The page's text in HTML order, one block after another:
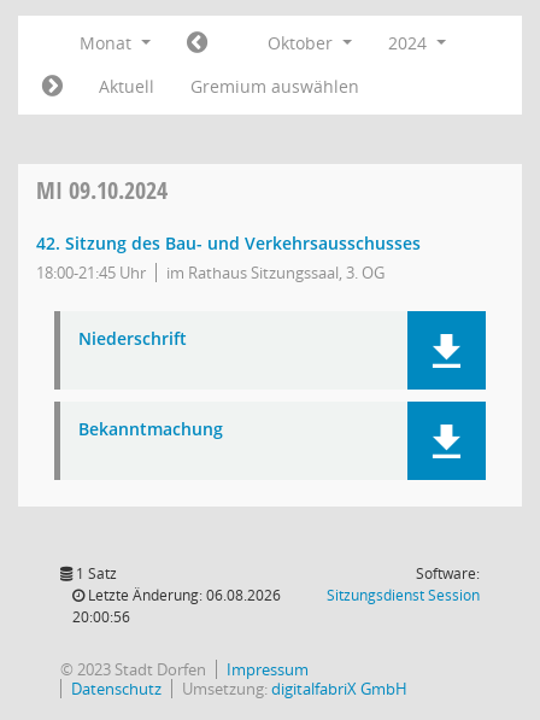
Monat Oktober
2024
Aktuell
Gremium auswählen
MI 09.10.2024
42. Sitzung des Bau- und Verkehrsausschusses
18:00-21:45 Uhr im Rathaus Sitzungssaal, 3. OG
Niederschrift
Bekanntmachung
1 Satz
Letzte Änderung: 06.08.2026
20:00:56
Software:
SitzungsdienstSession(Wird in
© 2023 Stadt Dorfen
Impressum
Datenschutz
Umsetzung:digitalfabriX GmbH